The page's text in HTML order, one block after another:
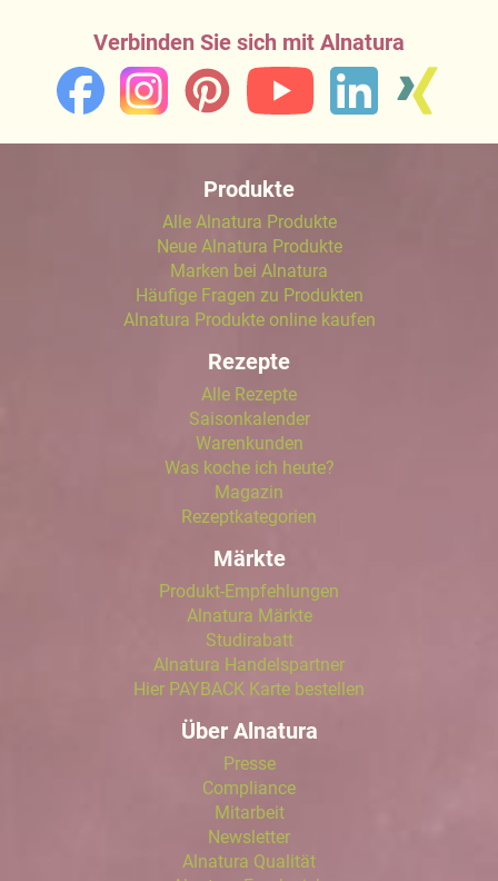
Verbinden Sie sich mit Alnatura
Produkte
Alle Alnatura Produkte
Neue Alnatura Produkte
Marken bei Alnatura
Häufige Fragen zu Produkten
Alnatura Produkte online kaufen
Rezepte
Alle Rezepte
Saisonkalender
Warenkunden
Was koche ich heute?
Magazin
Rezeptkategorien
Märkte
Produkt-Empfehlungen
Alnatura Märkte
Studirabatt
Alnatura Handelspartner
Hier PAYBACK Karte bestellen
Über Alnatura
Presse
Compliance
Mitarbeit
Newsletter
Alnatura Qualität